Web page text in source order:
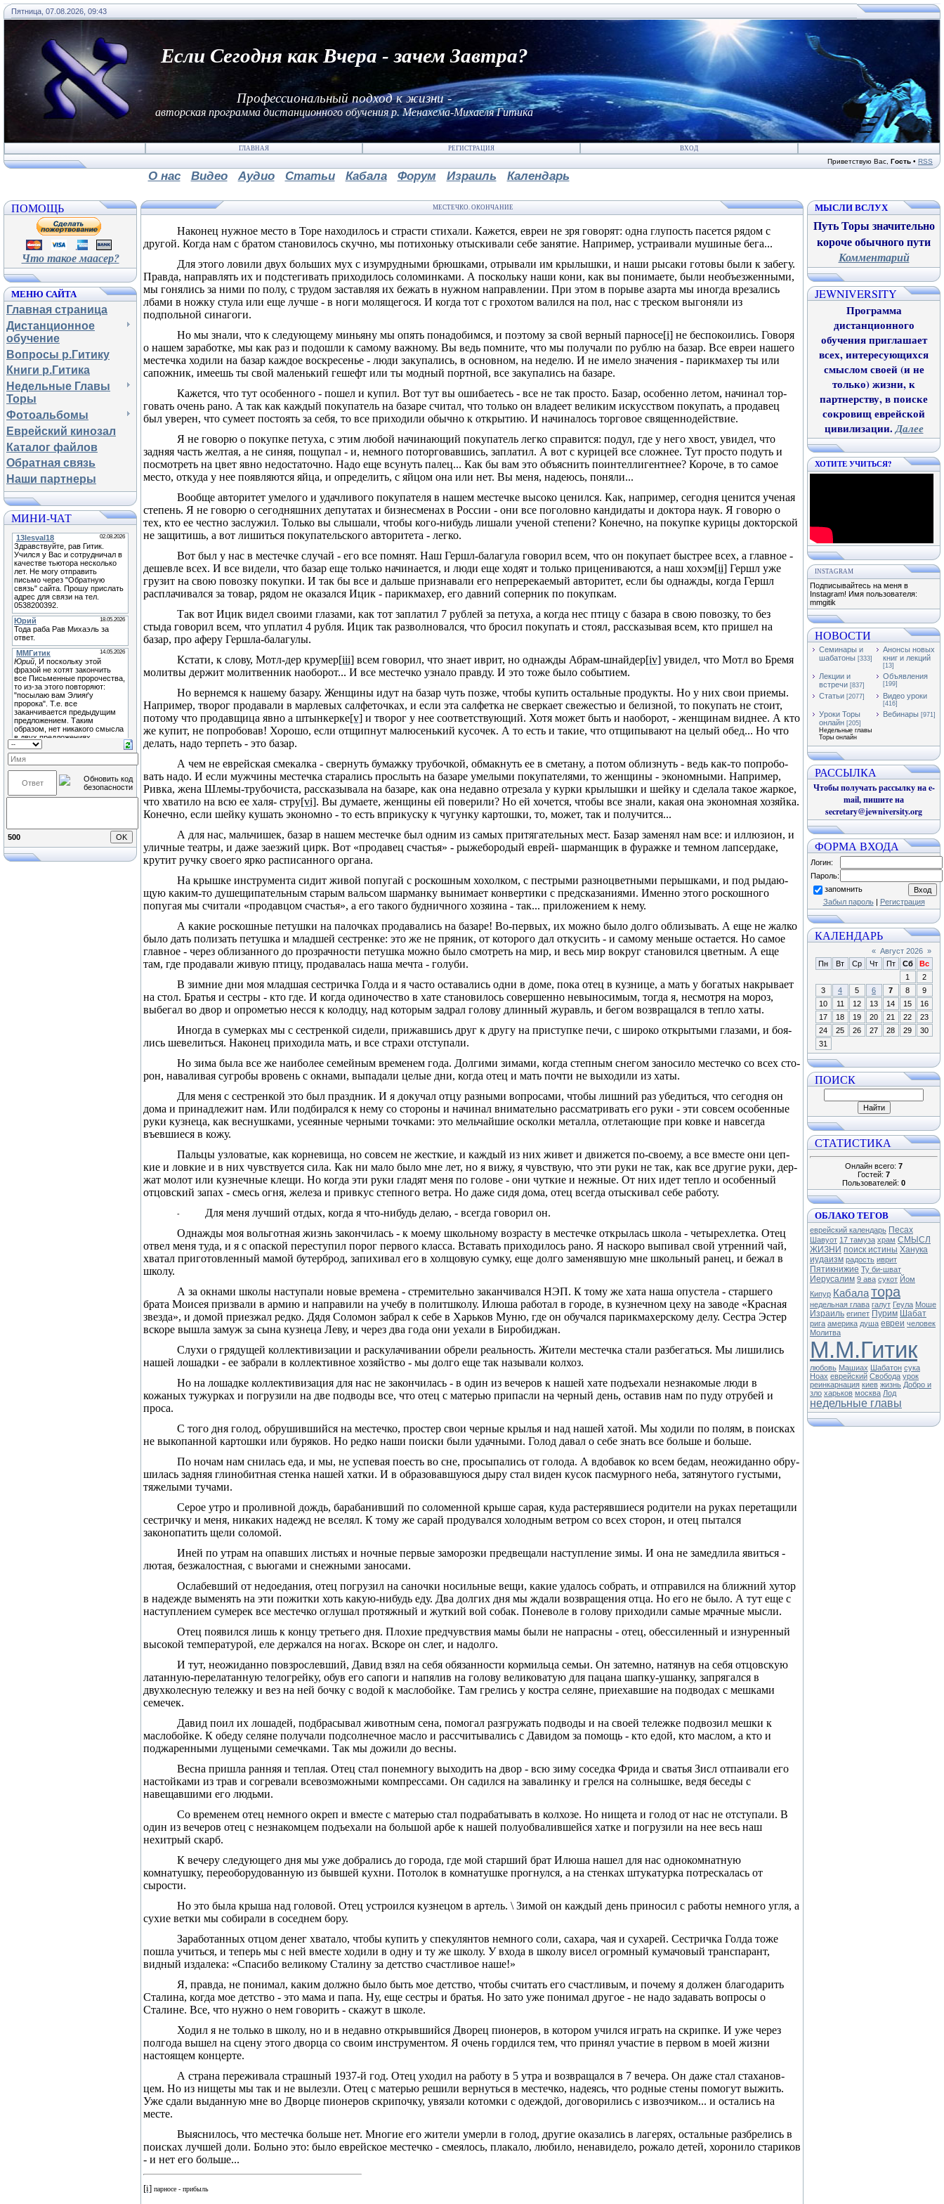
Пятница, 07.08.2026, 09:43
Если Сегодня как Вчера - зачем Завтра?
Профессиональный подход к жизни -
авторская программа дистанционного обучения р. Менахема-Михаеля Гитика
ГЛАВНАЯ РЕГИСТРАЦИЯ ВХОД
Приветствую Вас Гость • RSS
О нас Видео Аудио Статьи Кабала Форум Израиль Календарь
ПОМОЩЬ
Что такое маасер?
МЕНЮ САЙТА
Главная страница
Дистанционное
обучение
Вопросы р.Гитику
Книги р.Гитика
Недельные Главы
Торы
Фотоальбомы
Еврейский кинозал
Каталог файлов
Обратная связь
Наши партнеры
МИНИ-ЧАТ
500
МЕСТЕЧКО. ОКОНЧАНИЕ
Наконец нужное место в Торе находи­лось и страсти стихали. Кажется, евреи не зря говорят: одна глупость пасется рядом с
другой. Когда нам с братом становилось скучно, мы потихоньку отыскивали себе за­нятие. Например, устраивали мушиные бега...
Для этого ловили двух больших мух с изумрудными брюшками, отрывали им кры­лышки, и наши рысаки готовы были к забегу.
Правда, направлять их и подстегивать при­ходилось соломинками. А поскольку наши кони, как вы понимаете, были необъезжен­ными,
мы гонялись за ними по полу, с трудом заставляя их бежать в нужном направлении. При этом в порыве азарта мы иногда вреза­лись
лбами в ножку стула или еще лучше - в ноги молящегося. И когда тот с грохотом валился на пол, нас с треском выгоняли из
подпольной синагоги.
Но мы знали, что к следующему миньяну мы опять понадобимся, и поэтому за свой верный парносе[i] не беспокоились. Говоря
о нашем заработке, мы как раз и подошли к самому важному. Вы ведь помните, что мы получали по рублю на базар. Все евреи на­шего
местечка ходили на базар каждое вос­кресенье - люди закупались, в основном, на неделю. И не имело значения - парикмахер ты или
сапожник, имеешь ты свой малень­кий гешефт или ты модный портной, все за­купались на базаре.
Кажется, что тут особенного - пошел и купил. Вот тут вы ошибаетесь - все не так просто. Базар, особенно летом, начинал тор­
говать очень рано. А так как каждый покупа­тель на базаре считал, что только он владеет великим искусством покупать, а продавец
был уверен, что сумеет постоять за себя, то все приходили обычно к открытию. И начи­налось торговое священнодействие.
Я не говорю о покупке петуха, с этим любой начинающий покупатель легко спра­вится: подул, где у него хвост, увидел, что
задняя часть желтая, а не синяя, пощупал - и, немного поторговавшись, заплатил. А вот с курицей все сложнее. Тут просто подуть и
посмотреть на цвет явно недостаточно. Надо еще всунуть палец... Как бы вам это объяснить поинтеллигентнее? Короче, в то самое
место, откуда у нее появляются яйца, и определить, с яйцом она или нет. Вы меня, надеюсь, поняли...
Вообще авторитет умелого и удачливого покупателя в нашем местечке высоко це­нился. Как, например, сегодня ценится уче­ная
степень. Я не говорю о сегодняшних депутатах и бизнесменах в России - они все поголовно кандидаты и доктора наук. Я го­ворю о
тех, кто ее честно заслужил. Только вы слышали, чтобы кого-нибудь лишали уче­ной степени? Конечно, на покупке курицы докторской
не защитишь, а вот лишиться по­купательского авторитета - легко.
Вот был у нас в местечке случай - его все помнят. Наш Гершл-балагула говорил всем, что он покупает быстрее всех, а главное -
дешевле всех. И все видели, что базар еще только начинается, и люди еще ходят и только прицениваются, а наш хохэм[ii] Гершл уже
грузит на свою повозку покупки. И так бы все и дальше признавали его непрере­каемый авторитет, если бы однажды, когда Гершл
расплачивался за товар, рядом не оказался Ицик - парикмахер, его давний со­перник по покупкам.
Так вот Ицик видел своими глазами, как тот заплатил 7 рублей за петуха, а когда нес птицу с базара в свою повозку, то без
стыда говорил всем, что уплатил 4 рубля. Ицик так разволновался, что бросил покупать и стоял, рассказывая всем, кто пришел на
базар, про аферу Гершла-балагулы.
Кстати, к слову, Мотл-дер крумер[iii] всем говорил, что знает иврит, но однажды Абрам-шнайдер[iv] увидел, что Мотл во Бремя
молитвы держит молитвенник наобо­рот... И все местечко узнало правду. И это тоже было событием.
Но вернемся к нашему базару. Женщины идут на базар чуть позже, чтобы купить остальные продукты. Но у них свои приемы.
Например, творог продавали в марлевых салфеточках, и если эта салфетка не свер­кает свежестью и белизной, то покупать не стоит,
потому что продавщица явно а штынкерке[v] и творог у нее соответствующий. Хотя может быть и наоборот, - женщинам виднее. А кто
же купит, не попробовав! Хо­рошо, если отщипнут малюсенький кусочек. А то есть и такие, что отщипывают на целый обед... Но что
делать, надо терпеть - это базар.
А чем не еврейская смекалка - свернуть бумажку трубочкой, обмакнуть ее в сметану, а потом облизнуть - ведь как-то попробо­
вать надо. И если мужчины местечка стара­лись прослыть на базаре умелыми покупателями, то женщины - экономными. Например,
Ривка, жена Шлемы-трубочиста, рассказывала на базаре, как она недавно от­резала у курки крылышки и шейку и сделала такое жаркое,
что хватило на всю ее халя- стру[vi]. Вы думаете, женщины ей пове­рили? Но ей хочется, чтобы все знали, какая она экономная хозяйка.
Конечно, если шейку кушать экономно - то есть вприкуску к чугунку картошки, то, может, так и полу­чится...
А для нас, мальчишек, базар в нашем ме­стечке был одним из самых притягательных мест. Базар заменял нам все: и иллюзион, и
уличные театры, и даже заезжий цирк. Вот «продавец счастья» - рыжебородый еврей- шарманщик в фуражке и темном лапсер­даке,
крутит ручку своего ярко расписанного органа.
На крышке инструмента сидит живой по­пугай с роскошным хохолком, с пестрыми разноцветными перышками, и под рыдаю­
щую каким-то душещипательным старым вальсом шарманку вынимает конвертики с предсказаниями. Именно этого роскошного
попугая мы считали «продавцом счастья», а его такого будничного хозяина - так... при­ложением к нему.
А какие роскошные петушки на палочках продавались на базаре! Во-первых, их можно было долго облизывать. А еще не жалко
было дать полизать петушка и младшей сестренке: это же не пряник, от которого дал откусить - и самому меньше остается. Но самое
глав­ное - через облизанного до прозрачности петушка можно было смотреть на мир, и весь мир вокруг становился цветным. А еще
там, где продавали живую птицу, продавалась наша мечта - голуби.
В зимние дни моя младшая сестричка Голда и я часто оставались одни в доме, пока отец в кузнице, а мать у богатых накрывает
на стол. Братья и сестры - кто где. И когда одиночество в хате становилось совер­шенно невыносимым, тогда я, несмотря на мороз,
выбегал во двор и опрометью несся к колодцу, над которым задрал голову длин­ный журавль, и бегом возвращался в тепло хаты.
Иногда в сумерках мы с сестренкой си­дели, прижавшись друг к другу на приступке печи, с широко открытыми глазами, и боя­
лись шевелиться. Наконец приходила мать, и все страхи отступали.
Но зима была все же наиболее семейным временем года. Долгими зимами, когда степ­ным снегом заносило местечко со всех сто­
рон, наваливая сугробы вровень с окнами, выпадали целые дни, когда отец и мать почти не выходили из хаты.
Для меня с сестренкой это был праздник. И я докучал отцу разными вопросами, чтобы лишний раз убедиться, что сегодня он
дома и принадлежит нам. Или подбирался к нему со стороны и начинал внимательно рассмат­ривать его руки - эти совсем особенные
руки кузнеца, как веснушками, усеянные черными точками: это мельчайшие осколки металла, отлетающие при ковке и навсегда
въевшиеся в кожу.
Пальцы узловатые, как корневища, но со­всем не жесткие, и каждый из них живет и движется по-своему, а все вместе они цеп­
кие и ловкие и в них чувствуется сила. Как ни мало было мне лет, но я вижу, я чувствую, что эти руки не так, как все другие руки, дер­
жат молот или кузнечные клещи. Но когда эти руки гладят меня по голове - они чуткие и нежные. От них идет тепло и особенный
отцовский запах - смесь огня, железа и при­вкус степного ветра. Но даже сидя дома, отец всегда отыскивал себе работу.
-
Для меня лучший отдых, когда я что-нибудь делаю, - всегда говорил он.
Однажды моя вольготная жизнь закончи­лась - к моему школьному возрасту в ме­стечке открылась школа - четырехлетка. Отец
отвел меня туда, и я с опаской пересту­пил порог первого класса. Вставать прихо­дилось рано. Я наскоро выпивал свой утренний чай,
хватал приготовленный мамой бутерброд, запихивал его в хол­щовую сумку, еще долго заменявшую мне школьный ранец, и бежал в
школу.
А за окнами школы наступали новые времена - стремительно заканчивался НЭП. К тому же хата наша опустела - старшего
брата Моисея призвали в армию и направили на учебу в полит­школу. Илюша работал в городе, в куз­нечном цеху на заводе «Красная
звезда», и домой приезжал редко. Дядя Соломон забрал к себе в Харьков Муню, где он обучался парикмахер­скому делу. Сестра Эстер
вскоре вышла замуж за сына кузнеца Леву, и через два года они уехали в Биробиджан.
Слухи о грядущей коллективизации и раскулачивании обрели реальность. Жители местечка стали разбегаться. Мы лишились
нашей лошадки - ее забрали в коллективное хозяйство - мы долго еще так называли колхоз.
Но на лошадке коллективизация для нас не закончилась - в один из вечеров к нашей хате подъехали незнакомые люди в
кожаных тужурках и погрузили на две подводы все, что отец с матерью припасли на черный день, оставив нам по пуду отрубей и
проса.
С того дня голод, обрушившийся на ме­стечко, простер свои черные крылья и над нашей хатой. Мы ходили по полям, в поисках
не выкопанной картошки или буряков. Но редко наши поиски были удачными. Голод давал о себе знать все больше и больше.
По ночам нам снилась еда, и мы, не успе­вая поесть во сне, просыпались от голода. А вдобавок ко всем бедам, неожиданно обру­
шилась задняя глинобитная стенка нашей хатки. И в образовавшуюся дыру стал виден кусок пасмурного неба, затянутого густыми,
тяжелыми тучами.
Серое утро и проливной дождь, бараба­нивший по соломенной крыше сарая, куда растерявшиеся родители на руках перета­щили
сестричку и меня, никаких надежд не вселял. К тому же сарай продувался холод­ным ветром со всех сторон, и отец пытался
законопатить щели соломой.
Иней по утрам на опавших листьях и ноч­ные первые заморозки предвещали наступ­ление зимы. И она не замедлила явиться -
лютая, безжалостная, с вьюгами и снежными заносами.
Ослабевший от недоедания, отец погру­зил на саночки носильные вещи, какие уда­лось собрать, и отправился на ближний хутор
в надежде выменять на эти пожитки хоть какую-нибудь еду. Два долгих дня мы ждали возвращения отца. Но его не было. А тут еще с
наступлением сумерек все ме­стечко оглушал протяжный и жуткий вой собак. Поневоле в голову приходили самые мрачные мысли.
Отец появился лишь к концу третьего дня. Плохие предчувствия мамы были не на­прасны - отец, обессиленный и изнуренный
высокой температурой, еле держался на ногах. Вскоре он слег, и надолго.
И тут, неожиданно повзрослевший, Давид взял на себя обязанности кормильца семьи. Он затемно, натянув на себя отцов­скую
латанную-перелатанную телогрейку, обув его сапоги и напялив на голову вели­коватую для пацана шапку-ушанку, запря­гался в
двухколесную тележку и вез на ней бочку с водой к маслобойке. Там грелись у костра селяне, приехавшие на подводах с мешками
семечек.
Давид поил их лошадей, подбрасывал животным сена, помогал разгружать под­воды и на своей тележке подвозил мешки к
маслобойке. К обеду селяне получали под­солнечное масло и рассчитывались с Дави­дом за помощь - кто едой, кто маслом, а кто и
поджаренными лущеными семечками. Так мы дожили до весны.
Весна пришла ранняя и теплая. Отец стал понемногу выходить на двор - всю зиму со­седка Фрида и сватья Зисл отпаивали его
на­стойками из трав и согревали всевозможными компрессами. Он садился на завалинку и грелся на солнышке, ведя бе­седы с
навещавшими его людьми.
Со временем отец немного окреп и вме­сте с матерью стал подрабатывать в колхозе. Но нищета и голод от нас не отступали. В
один из вечеров отец с незнакомцем подъ­ехали на большой арбе к нашей полуобвалившейся хатке и погрузили на нее весь наш
нехитрый скарб.
К вечеру следующего дня мы уже добра­лись до города, где мой старший брат Илюша нашел для нас однокомнатную
комнатушку, переоборудованную из бывшей кухни. Потолок в комнатушке прогнулся, а на стенках штукатурка по­трескалась от
сырости.
Но это была крыша над головой. Отец устроился кузнецом в артель. \ Зимой он каждый день приносил с ра­боты немного угля, а
сухие ветки мы со­бирали в соседнем бору.
Заработанных отцом денег хватало, чтобы купить у спекулянтов немного соли, сахара, чая и сухарей. Сестричка Голда тоже
пошла учиться, и теперь мы с ней вместе ходили в одну и ту же школу. У входа в школу висел огром­ный кумачовый транспарант,
видный издалека: «Спасибо великому Сталину за детство счастливое наше!»
Я, правда, не понимал, каким должно было быть мое детство, чтобы считать его счастливым, и почему я должен благодарить
Сталина, когда мое дет­ство - это мама и папа. Ну, еще сестры и братья. Но зато уже понимал другое - не надо задавать вопросы о
Сталине. Все, что нужно о нем говорить - скажут в школе.
Ходил я не только в школу, но и в не­давно открывшийся Дворец пионеров, в ко­тором учился играть на скрипке. И уже через
полгода вышел на сцену этого дворца со своим инструментом. Я очень гордился тем, что принял участие в первом в моей жизни
настоящем концерте.
А страна переживала страшный 1937-й год. Отец уходил на работу в 5 утра и воз­вращался в 7 вечера. Он даже стал стаханов­
цем. Но из нищеты мы так и не вылезли. Отец с матерью решили вернуться в местечко, на­деясь, что родные стены помогут выжить.
Уже сдали выданную мне во Дворце пионе­ров скрипочку, увязали котомки с одеждой, договорились с извозчиком... и остались на
месте.
Выяснилось, что местечка больше нет. Многие его жители умерли в голод, другие оказались в лагерях, остальные разбрелись в
поисках лучшей доли. Больно это: было еврейское местечко - смеялось, плакало, любило, ненавидело, рожало детей, хоро­нило стариков
- и нет его больше...
[i] парносе - прибыль
МЫСЛИ ВСЛУХ
Путь Торы значительно
короче обычного пути
Комментарий
JEWNIVERSITY
Программа
дистанционного
обучения приглашает
всех, интересующихся
смыслом своей (и не
только) жизни, к
партнерству, в поиске
сокровищ еврейской
цивилизации.Далее
ХОТИТЕ УЧИТЬСЯ?
INSTAGRAM
Подписывайтесь на меня в
Instagram! Имя пользователя:
mmgitik
НОВОСТИ
Семинары и
шабатоны [333]
Анонсы новых
книг и лекций
[13]
Лекции и
встречи [837]
Объявления
[199]
Статьи [2077] Видео уроки
[416]
Уроки Торы
онлайн [205]
Недельные главы
Торы онлайн
Вебинары [971]
РАССЫЛКА
Чтобы получать рассылку на e-
mail, пишите на
secretary@jewniversity.org
ФОРМА ВХОДА
Логин:
Пароль:
запомнить
Забыл пароль| Регистрация
КАЛЕНДАРЬ
« Август 2026 »
Пн
Вт Ср Чт Пт Сб
Вс
1
2
3
4 5 6 7 8
9
10
11 12 13 14 15
16
17
18 19 20 21 22
23
24
25 26 27 28 29
30
31
ПОИСК
СТАТИСТИКА
Онлайн всего: 7
Гостей: 7
Пользователей: 0
ОБЛАКО ТЕГОВ
еврейский календарь Песах
Шавуот 17 тамуза храм СМЫСЛ
ЖИЗНИ поиск истины Ханука
иудаизм радость иврит
Пятикнижие Ту би-шват
Иерусалим 9 ава сукот Йом
Кипур Кабалатора
недельная глава галут Геула Моше
Израиль египет Пурим Шабат
рига америка душа евреи человек
Молитва
М.М.Гитик
любовь Машиах Шабатон сука
Ноах еврейский Свобода урок
реинкарнация киев жизнь Добро и
зло харьков москва Лод
недельные главы